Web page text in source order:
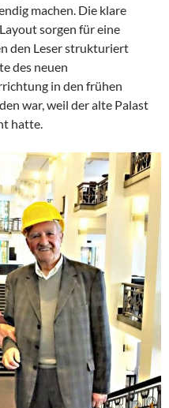
machen. Die klare
sorgen für eine
den Leser strukturiert
des neuen
in den frühen
war, weil der alte Palast
hatte.